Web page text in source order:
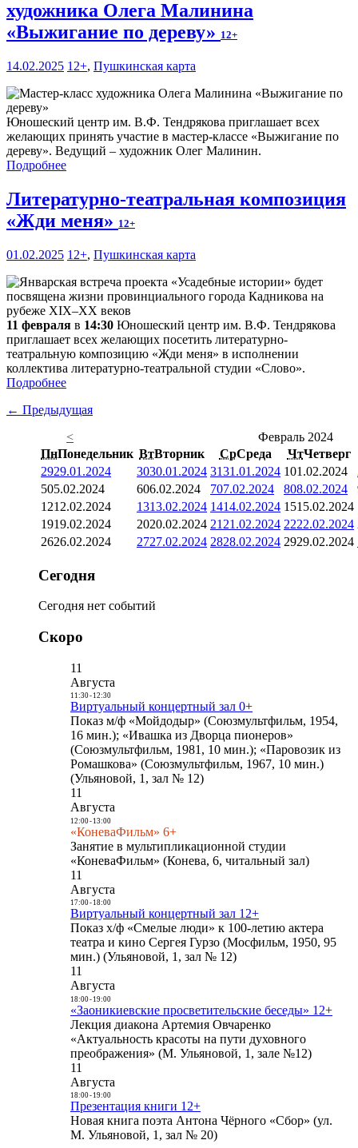
художника Олега Малинина
«Выжигание по дереву» 12+
14.02.2025 12+, Пушкинская карта
Юношеский центр им. В.Ф. Тендрякова приглашает всех
желающих принять участие в мастер-классе «Выжигание по
дереву». Ведущий – художник Олег Малинин.
Подробнее
Литературно-театральная композиция
«Жди меня» 12+
01.02.2025 12+, Пушкинская карта
11 февраля в 14:30 Юношеский центр им. В.Ф. Тендрякова
приглашает всех желающих посетить литературно-
театральную композицию «Жди меня» в исполнении
коллектива литературно-театральной студии «Слово».
Подробнее
← Предыдущая
<
Февраль 2024
ПнПонедельник ВтВторник СрСреда ЧтЧетверг
2929.01.2024 3030.01.2024 3131.01.2024 101.02.2024
505.02.2024 606.02.2024 707.02.2024 808.02.2024
1212.02.2024 1313.02.2024 1414.02.2024 1515.02.2024
1919.02.2024 2020.02.2024 21 21.02.2024 2222.02.2024
2626.02.2024 2727.02.2024 2828.02.2024 2929.02.2024
Сегодня
Сегодня нет событий
Скоро
11
Августа
11:30- 12:30
Виртуальный концертный зал 0+
Показ м/ф «Мойдодыр» (Союзмультфильм, 1954,
16 мин.); «Ивашка из Дворца пионеров»
(Союзмультфильм, 1981, 10 мин.); «Паровозик из
Ромашкова» (Союзмультфильм, 1967, 10 мин.)
(Ульяновой, 1, зал № 12)
11
Августа
12:00- 13:00
«КоневаФильм» 6+
Занятие в мультипликационной студии
«КоневаФильм» (Конева, 6, читальный зал)
11
Августа
17:00- 18:00
Виртуальный концертный зал 12+
Показ х/ф «Смелые люди» к 100-летию актера
театра и кино Сергея Гурзо (Мосфильм, 1950, 95
мин.) (Ульяновой, 1, зал № 12)
11
Августа
18:00- 19:00
«Заоникиевские просветительские беседы» 12+
Лекция диакона Артемия Овчаренко
«Актуальность красоты на пути духовного
преображения» (М. Ульяновой, 1, зале №12)
11
Августа
18:00- 19:00
Презентация книги 12+
Новая книга поэта Антона Чёрного «Сбор» (ул.
М. Ульяновой, 1, зал № 20)